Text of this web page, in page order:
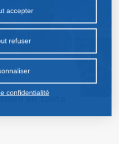
en toute
sur notre site ou ceux de
traceurs non classés
accepter
refuser
confidentialité